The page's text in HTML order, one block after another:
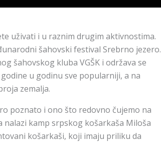
uživati i u raznim drugim aktivnostima.
šahovski festival Srebrno jezero.
šahovskog kluba VGŠK i održava se
u godinu sve popularniji, a na
zemalja.
poznato i ono što redovno čujemo na
nalazi kamp srpskog košarkaša Miloša
košarkaši, koji imaju priliku da